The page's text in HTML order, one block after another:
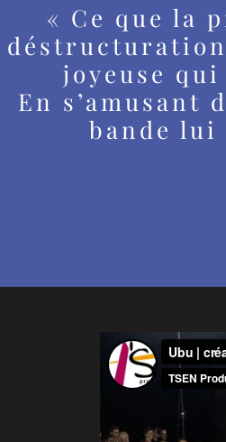
« Ce que la
joyeuse
En
bande